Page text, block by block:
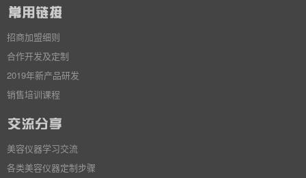
招商加盟细则
合作开发及定制
2019年新产品研发
销售培训课程
美容仪器学习交流
各类美容仪器定制步骤